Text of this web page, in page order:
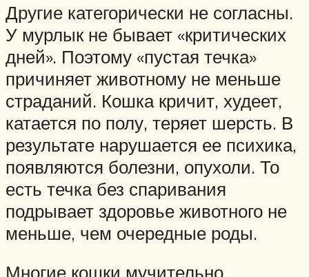
Другие категорически не согласны.
У мурлык не бывает «критических
дней». Поэтому «пустая течка»
причиняет животному не меньше
страданий. Кошка кричит, худеет,
катается по полу, теряет шерсть. В
результате нарушается ее психика,
появляются болезни, опухоли. То
есть течка без спаривания
подрывает здоровье животного не
меньше, чем очередные роды.
Многие кошки мучительно